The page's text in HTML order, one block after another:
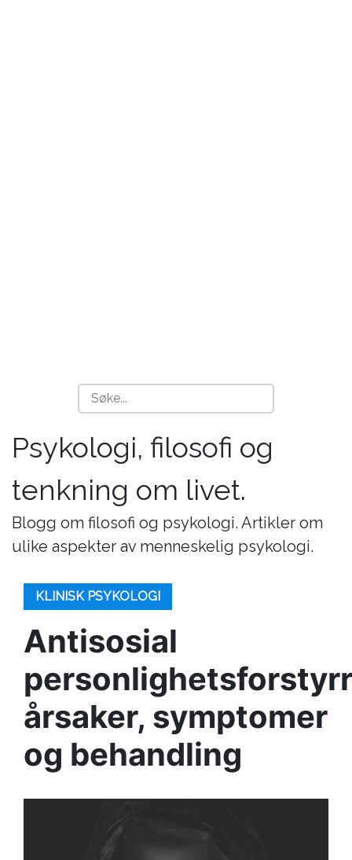
Psykologi, filosofi og
tenkning om livet.
Blogg om filosofi og psykologi. Artikler om
ulike aspekter av menneskelig psykologi.
KLINISK PSYKOLOGI
Antisosial
årsaker, symptomer
og behandling